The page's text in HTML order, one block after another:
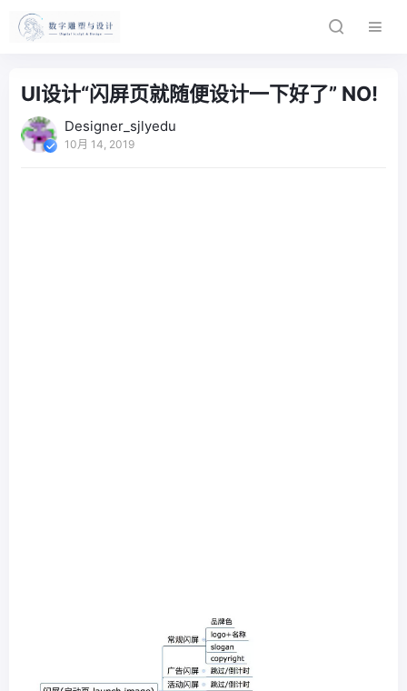
UI设计“闪屏页就随便设计一下好了” NO!
Designer_sjlyedu
10月 14, 2019